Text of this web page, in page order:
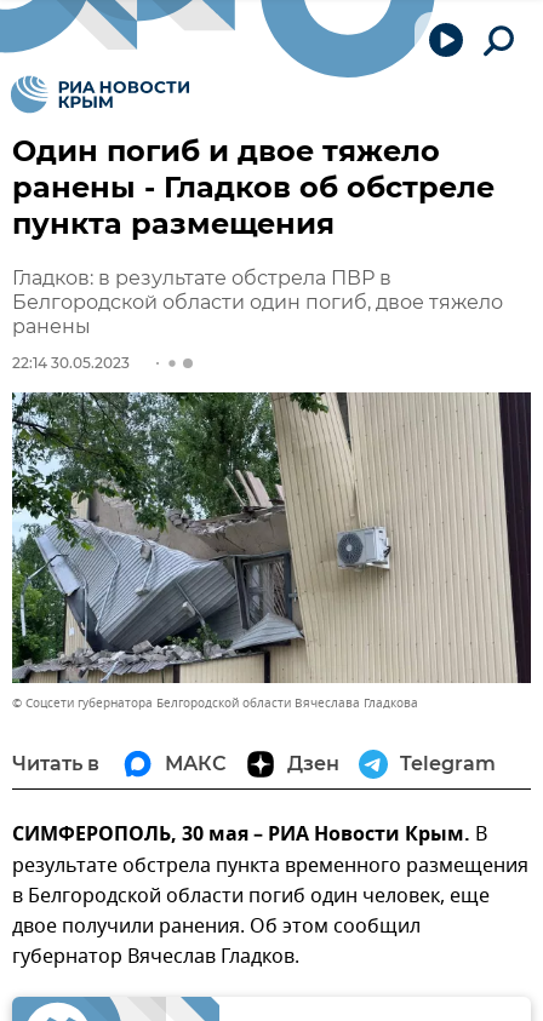
Один погиб и двое тяжело
ранены - Гладков об обстреле
пункта размещения
Гладков: в результате обстрела ПВР в
Белгородской области один погиб, двое тяжело
ранены
22:14 30.05.2023
© Соцсети губернатора Белгородской области Вячеслава Гладкова
Читать в МАКС Дзен Telegram
СИМФЕРОПОЛЬ, 30 мая – РИА Новости Крым. В
результате обстрела пункта временного размещения
в Белгородской области погиб один человек, еще
двое получили ранения. Об этом сообщил
губернатор Вячеслав Гладков.